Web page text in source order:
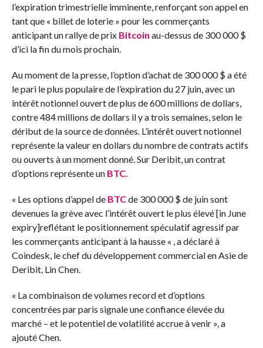
l’expiration trimestrielle imminente, renforçant son appel en
tant que « billet de loterie » pour les commerçants
anticipant un rallye de prix Bitcoin au-dessus de 300 000 $
d’ici la fin du mois prochain.
Au moment de la presse, l’option d’achat de 300 000 $ a été
le pari le plus populaire de l’expiration du 27 juin, avec un
intérêt notionnel ouvert de plus de 600 millions de dollars,
contre 484 millions de dollars il y a trois semaines, selon le
déribut de la source de données. L’intérêt ouvert notionnel
représente la valeur en dollars du nombre de contrats actifs
ou ouverts à un moment donné. Sur Deribit, un contrat
d’options représente un BTC.
« Les options d’appel de BTCde 300 000 $ de juin sont
devenues la grève avec l’intérêt ouvert le plus élevé [in June
expiry]reflétant le positionnement spéculatif agressif par
les commerçants anticipant à la hausse « , a déclaré à
Coindesk, le chef du développement commercial en Asie de
Deribit, Lin Chen.
« La combinaison de volumes record et d’options
concentrées par paris signale une confiance élevée du
marché – et le potentiel de volatilité accrue à venir », a
ajouté Chen.